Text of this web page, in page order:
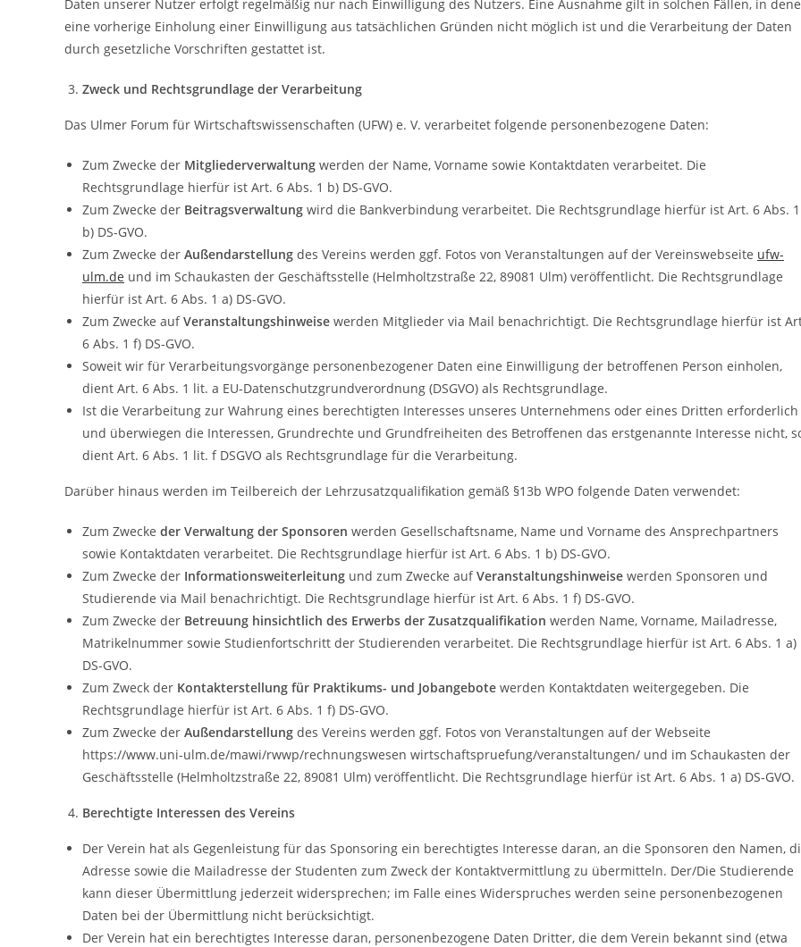
Daten unserer Nutzer erfolgt regelmäßig nur nach Einwilligung des Nutzers. Eine Ausnahme gilt in solchen Fällen, in
eine vorherige Einholung einer Einwilligung aus tatsächlichen Gründen nicht möglich ist und die Verarbeitung der Daten
durch gesetzliche Vorschriften gestattet ist.
Zweck und Rechtsgrundlage der Verarbeitung
Das Ulmer Forum für Wirtschaftswissenschaften (UFW) e. V. verarbeitet folgende personenbezogene Daten:
Zum Zwecke der Mitgliederverwaltung werden der Name, Vorname sowie Kontaktdaten verarbeitet. Die
Rechtsgrundlage hierfür ist Art. 6 Abs. 1 b) DS-GVO.
Zum Zwecke der Beitragsverwaltung wird die Bankverbindung verarbeitet. Die Rechtsgrundlage hierfür ist Art. 6 Abs. 1
b) DS-GVO.
Zum Zwecke der Außendarstellung des Vereins werden ggf. Fotos von Veranstaltungen auf der Vereinswebseite ufw-
ulm.de und im Schaukasten der Geschäftsstelle (Helmholtzstraße 22, 89081 Ulm) veröffentlicht. Die Rechtsgrundlage
hierfür ist Art. 6 Abs. 1 a) DS-GVO.
Zum Zwecke aufVeranstaltungshinweise werden Mitglieder via Mail benachrichtigt. Die Rechtsgrundlage hierfür ist
6 Abs. 1 f) DS-GVO.
Soweit wir für Verarbeitungsvorgänge personenbezogener Daten eine Einwilligung der betroffenen Person einholen,
dient Art. 6 Abs. 1 lit. a EU-Datenschutzgrundverordnung (DSGVO) als Rechtsgrundlage.
Ist die Verarbeitung zur Wahrung eines berechtigten Interesses unseres Unternehmens oder eines Dritten erforderlich
und überwiegen die Interessen, Grundrechte und Grundfreiheiten des Betroffenen das erstgenannte Interesse nicht,
dient Art. 6 Abs. 1 lit. f DSGVO als Rechtsgrundlage für die Verarbeitung.
Darüber hinaus werden im Teilbereich der Lehrzusatzqualifikation gemäß §13b WPO folgende Daten verwendet:
Zum Zwecke der Verwaltung der Sponsoren werden Gesellschaftsname, Name und Vorname des Ansprechpartners
sowie Kontaktdaten verarbeitet. Die Rechtsgrundlage hierfür ist Art. 6 Abs. 1 b) DS-GVO.
Zum Zwecke der Informationsweiterleitung und zum Zwecke aufVeranstaltungshinweise werden Sponsoren und
Studierende via Mail benachrichtigt. Die Rechtsgrundlage hierfür ist Art. 6 Abs. 1 f) DS-GVO.
Zum Zwecke der Betreuung hinsichtlich des Erwerbs der Zusatzqualifikation werden Name, Vorname, Mailadresse,
Matrikelnummer sowie Studienfortschritt der Studierenden verarbeitet. Die Rechtsgrundlage hierfür ist Art. 6 Abs. 1 a)
DS-GVO.
Zum Zweck der Kontakterstellung für Praktikums- und Jobangebote werden Kontaktdaten weitergegeben. Die
Rechtsgrundlage hierfür ist Art. 6 Abs. 1 f) DS-GVO.
Zum Zwecke der Außendarstellung des Vereins werden ggf. Fotos von Veranstaltungen auf der Webseite
https://www.uni-ulm.de/mawi/rwwp/rechnungswesen wirtschaftspruefung/veranstaltungen/ und im Schaukasten der
Geschäftsstelle (Helmholtzstraße 22, 89081 Ulm) veröffentlicht. Die Rechtsgrundlage hierfür ist Art. 6 Abs. 1 a) DS-GVO.
Berechtigte Interessen des Vereins
Der Verein hat als Gegenleistung für das Sponsoring ein berechtigtes Interesse daran, an die Sponsoren den Namen,
Adresse sowie die Mailadresse der Studenten zum Zweck der Kontaktvermittlung zu übermitteln. Der/Die Studierende
kann dieser Übermittlung jederzeit widersprechen; im Falle eines Widerspruches werden seine personenbezogenen
Daten bei der Übermittlung nicht berücksichtigt.
Der Verein hat ein berechtigtes Interesse daran, personenbezogene Daten Dritter, die dem Verein bekannt sind (etwa